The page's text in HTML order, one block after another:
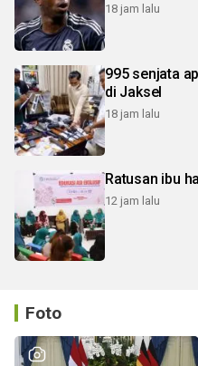
18 jam lalu
995 senjata
di Jaksel
18 jam lalu
Ratusan ibu
12 jam lalu
Foto